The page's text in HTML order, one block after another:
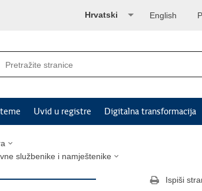
English
Hrvatski
Uvid u registre Digitalna transformacija
službenike i namještenike
Ispiši